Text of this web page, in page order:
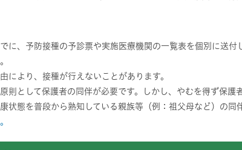
に、予防接種の予診票や実施医療機関の一覧表を個別に送付
により、接種が行えないことがあります。
則として保護者の同伴が必要です。しかし、やむを得ず保護
状態を普段から熟知している親族等（例：祖父母など）の同